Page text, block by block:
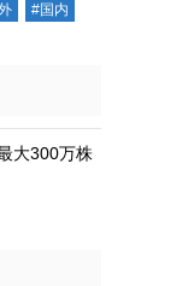
#国内
大300万株